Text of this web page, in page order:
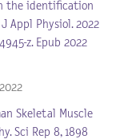
the identification
Appl Physiol. 2022
z. Epub 2022
Skeletal Muscle
Sci Rep 8, 1898